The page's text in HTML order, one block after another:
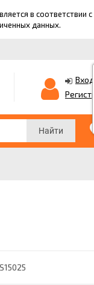
в
данных.
Вход
Найти
S15025